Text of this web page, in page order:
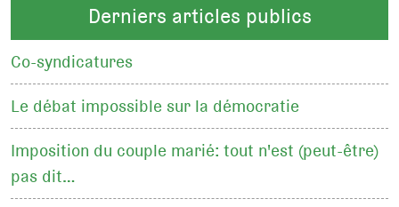
Derniers articles publics
Co-syndicatures
Le débat impossible sur la démocratie
Imposition du couple marié: tout n'est (peut-être)
pas dit…